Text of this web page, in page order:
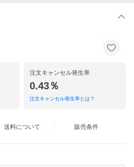
注文キャンセル発生率
0.43％
注文キャンセル発生率とは？
送料について 販売条件